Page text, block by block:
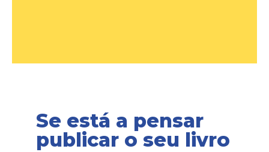
Se está a pensar
publicar o seu livro